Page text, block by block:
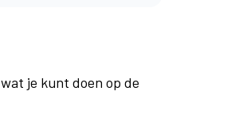
je kunt doen op de